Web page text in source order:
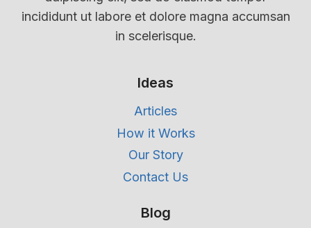
incididunt ut labore et dolore magna accumsan
in scelerisque.
Ideas
Articles
How it Works
Our Story
Contact Us
Blog